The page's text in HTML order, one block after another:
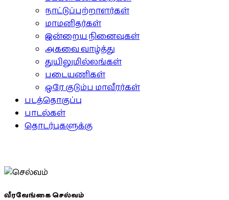
நாட்டுப்பற்றாளர்கள்
மாமனிதர்கள்
இன்றைய நினைவுகள்
அகவை வாழ்த்து
துயிலுமில்லங்கள்
படையணிகள்
ஒரே குடும்ப மாவீரர்கள்
படத்தொகுப்பு
பாடல்கள்
தொடர்புகளுக்கு
வீரவேங்கை செல்வம்